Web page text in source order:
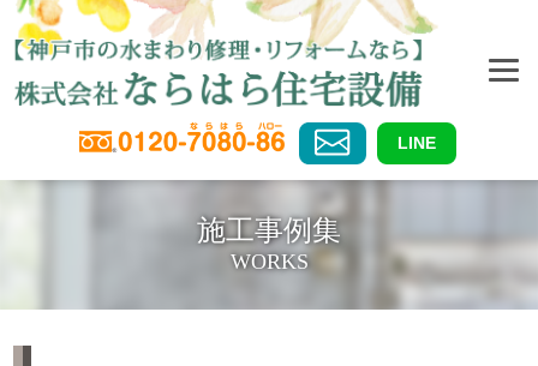
LINE
施工事例集
WORKS